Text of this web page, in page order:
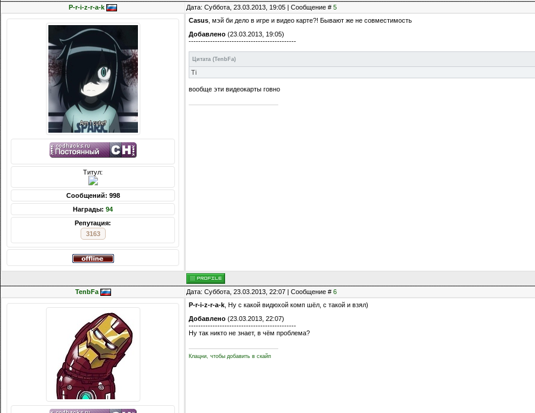
P-r-i-z-r-a-k Дата: Суббота, 23.03.2013, 19:05 | Сообщение # 5
Титул:
Сообщений: 998
Награды: 94
Репутация:
3163
Casus , мэй би дело в игре и видео карте?! Бывают же не совместимость
Добавлено (23.03.2013, 19:05)
---------------------------------------------
Цитата (TenbFa)
Ti
вообще эти видеокарты говно
TenbFa Дата: Суббота, 23.03.2013, 22:07 | Сообщение # 6
P-r-i-z-r-a-k , Ну с какой видюхой комп шёл, с такой и взял)
Добавлено (23.03.2013, 22:07)
---------------------------------------------
Ну так никто не знает, в чём проблема?
Клацни, чтобы добавить в скайп